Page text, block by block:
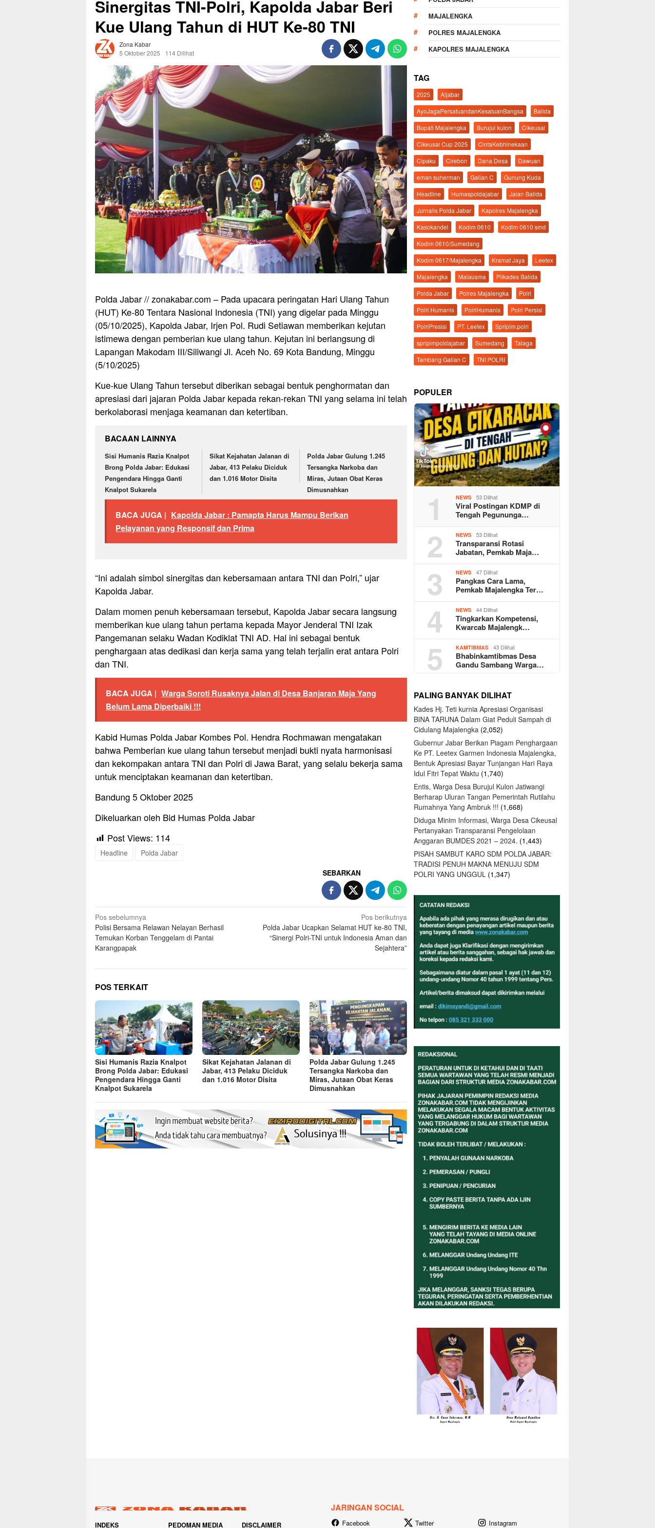
Sinergitas TNI-Polri, Kapolda Jabar Beri
Kue Ulang Tahun di HUT Ke-80 TNI
Zona Kabar
5 Oktober 2025
114 Dilihat
Polda Jabar // zonakabar.com – Pada upacara peringatan Hari Ulang Tahun
(HUT) Ke-80 Tentara Nasional Indonesia (TNI) yang digelar pada Minggu
(05/10/2025), Kapolda Jabar, Irjen Pol. Rudi Setiawan memberikan kejutan
istimewa dengan pemberian kue ulang tahun. Kejutan ini berlangsung di
Lapangan Makodam III/Siliwangi Jl. Aceh No. 69 Kota Bandung, Minggu
(5/10/2025)
Kue-kue Ulang Tahun tersebut diberikan sebagai bentuk penghormatan dan
apresiasi dari jajaran Polda Jabar kepada rekan-rekan TNI yang selama ini telah
berkolaborasi menjaga keamanan dan ketertiban.
BACAAN LAINNYA
Sisi Humanis Razia Knalpot
Brong Polda Jabar: Edukasi
Pengendara Hingga Ganti
Knalpot Sukarela
Sikat Kejahatan Jalanan di
Jabar, 413 Pelaku Diciduk
dan 1.016 Motor Disita
Polda Jabar Gulung 1.245
Tersangka Narkoba dan
Miras, Jutaan Obat Keras
Dimusnahkan
BACA JUGA | Kapolda Jabar : Pamapta Harus Mampu Berikan
Pelayanan yang Responsif dan Prima
“Ini adalah simbol sinergitas dan kebersamaan antara TNI dan Polri,” ujar
Kapolda Jabar.
Dalam momen penuh kebersamaan tersebut, Kapolda Jabar secara langsung
memberikan kue ulang tahun pertama kepada Mayor Jenderal TNI Izak
Pangemanan selaku Wadan Kodiklat TNI AD. Hal ini sebagai bentuk
penghargaan atas dedikasi dan kerja sama yang telah terjalin erat antara Polri
dan TNI.
BACA JUGA | Warga Soroti Rusaknya Jalan di Desa Banjaran Maja Yang
Belum Lama Diperbaiki !!!
Kabid Humas Polda Jabar Kombes Pol. Hendra Rochmawan mengatakan
bahwa Pemberian kue ulang tahun tersebut menjadi bukti nyata harmonisasi
dan kekompakan antara TNI dan Polri di Jawa Barat, yang selalu bekerja sama
untuk menciptakan keamanan dan ketertiban.
Bandung 5 Oktober 2025
Dikeluarkan oleh Bid Humas Polda Jabar
Post Views: 114
Headline Polda Jabar
SEBARKAN
Navigasi
pos
Pos sebelumnya
Polisi Bersama Relawan Nelayan Berhasil
Temukan Korban Tenggelam di Pantai
Karangpapak
Pos berikutnya
Polda Jabar Ucapkan Selamat HUT ke-80 TNI,
“Sinergi Polri-TNI untuk Indonesia Aman dan
Sejahtera”
POS TERKAIT
Sisi Humanis Razia Knalpot
Brong Polda Jabar: Edukasi
Pengendara Hingga Ganti
Knalpot Sukarela
Sikat Kejahatan Jalanan di
Jabar, 413 Pelaku Diciduk
dan 1.016 Motor Disita
Polda Jabar Gulung 1.245
Tersangka Narkoba dan
Miras, Jutaan Obat Keras
Dimusnahkan
MAJALENGKA
POLRES MAJALENGKA
KAPOLRES MAJALENGKA
TAG
2025
Aljabar
AyoJagaPersatuandanKesatuanBangsa
Balida
Bupati Majalengka
Burujul kulon
Cikeusal
Cikeusal Cup 2025
CintaKebhinekaan
Cipaku
Cirebon Dana Desa
Dawuan
eman suherman
Galian C
Gunung Kuda
Headline
Humaspoldajabar
Jalan Balida
Jurnalis Polda Jabar
Kapolres Majalengka
Kasokandel
Kodim 0610
Kodim 0610 smd
Kodim 0610/Sumedang
Kodim 0617/Majalengka
Kramat Jaya
Leetex
Majalengka
Malausma
Pilkades Balida
Polda Jabar
Polres Majalengka
Polri
Polri Humanis
PolriHumanis
Polri Persisi
PolriPresisi
PT. Leetex
Spripim.polri
spripimpoldajabar
Sumedang
Talaga
Tambang Galian C
TNI POLRI
POPULER
1 NEWS 53 Dilihat
Viral Postingan KDMP di
Tengah Pegununga…
2 NEWS 53 Dilihat
Transparansi Rotasi
Jabatan, Pemkab Maja…
3 NEWS 47 Dilihat
Pangkas Cara Lama,
Pemkab Majalengka Ter…
4 NEWS 44 Dilihat
Tingkarkan Kompetensi,
Kwarcab Majalengk…
5 KAMTIBMAS 43 Dilihat
Bhabinkamtibmas Desa
Gandu Sambang Warga…
PALING BANYAK DILIHAT
Kades Hj. Teti kurnia Apresiasi Organisasi
BINA TARUNA Dalam Giat Peduli Sampah di
Cidulang Majalengka (2,052)
Gubernur Jabar Berikan Piagam Penghargaan
Ke PT. Leetex Garmen Indonesia Majalengka,
Bentuk Apresiasi Bayar Tunjangan Hari Raya
Idul Fitri Tepat Waktu (1,740)
Entis, Warga Desa Burujul Kulon Jatiwangi
Berharap Uluran Tangan Pemerintah Rutilahu
Rumahnya Yang Ambruk !!! (1,668)
Diduga Minim Informasi, Warga Desa Cikeusal
Pertanyakan Transparansi Pengelolaan
Anggaran BUMDES 2021 – 2024. (1,443)
PISAH SAMBUT KARO SDM POLDA JABAR:
TRADISI PENUH MAKNA MENUJU SDM
POLRI YANG UNGGUL (1,347)
INDEKS PEDOMAN MEDIA DISCLAIMER
JARINGAN SOCIAL
Facebook Twitter Instagram